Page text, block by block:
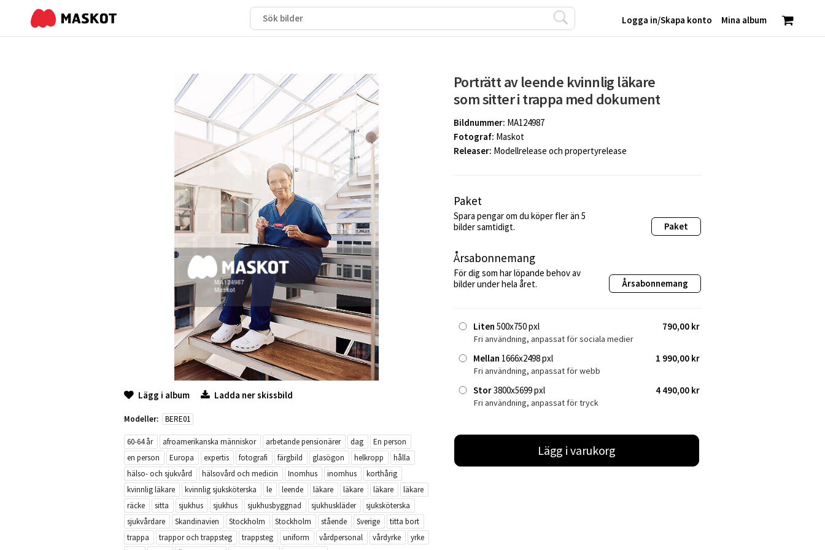
Mina album
Logga in/Skapa konto
Lägg i album Ladda ner skissbild
Modeller: BERE01
60-64 år afroamerikanska människor arbetande pensionärer dag
En person
en person
Europa expertis fotografi färgbild glasögon helkropp
hålla
hälso- och sjukvård
hälsovård och medicin Inomhus inomhus
korthårig
kvinnlig läkare
kvinnlig sjuksköterska le leende läkare läkare läkare
läkare
räcke
sitta sjukhus sjukhus sjukhusbyggnad sjukhuskläder
sjuksköterska
sjukvårdare
Skandinavien Stockholm Stockholm stående Sverige
titta bort
trappa
trappor och trappsteg trappsteg uniform vårdpersonal vårdyrke
yrke
Porträtt av leende kvinnlig läkare
som sitter i trappa med dokument
Bildnummer: MA124987
Fotograf: Maskot
Releaser: Modellrelease och propertyrelease
Paket
Spara pengar om du köper fler än 5
bilder samtidigt.
Paket
Årsabonnemang
För dig som har löpande behov av
bilder under hela året.
Årsabonnemang
Liten 500x750 pxl 790,00 kr
Fri användning, anpassat för sociala medier
Mellan 1666x2498 pxl 1 990,00 kr
Fri användning, anpassat för webb
Stor3800x5699 pxl 4 490,00 kr
Fri användning, anpassat för tryck
Lägg i varukorg